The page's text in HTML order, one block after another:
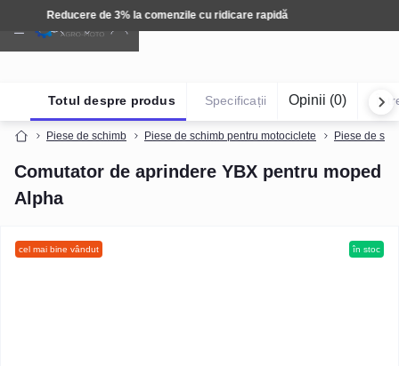
Tehnică: Livrare gratuită
Piese de schimb Piese de schimb pentru motociclete Piese de
Comutator de aprindere YBX pentru moped
Alpha
Totul despre produs Specificații Opinii (0)
cel mai bine vândut în stoc